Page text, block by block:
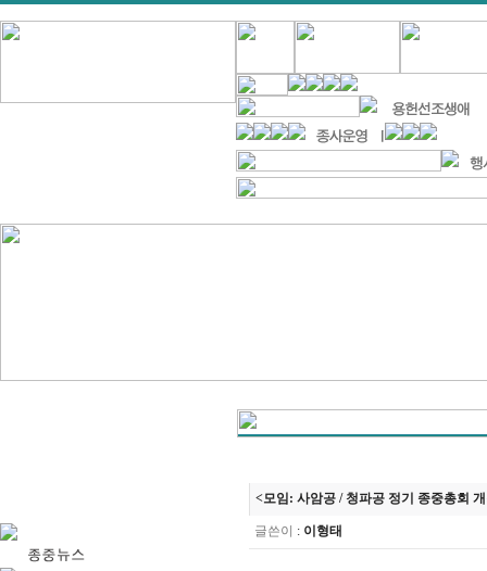
<모임: 사암공 / 청파공 정기 종중총회 개
글쓴이 : 이형태